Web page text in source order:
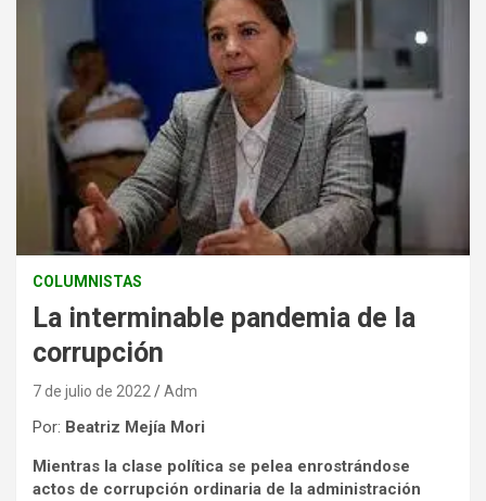
COLUMNISTAS
La interminable pandemia de la
corrupción
7 de julio de 2022 Adm
Por: Beatriz Mejía Mori
Mientras la clase política se pelea enrostrándose
actos de corrupción ordinaria de la administración